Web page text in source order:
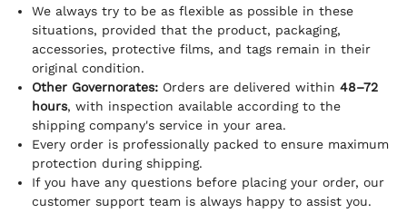
We always try to be as flexible as possible in these
situations, provided that the product, packaging,
accessories, protective films, and tags remain in their
original condition.
Other Governorates: Orders are delivered within 48–72
hours, with inspection available according to the
shipping company's service in your area.
Every order is professionally packed to ensure maximum
protection during shipping.
If you have any questions before placing your order, our
customer support team is always happy to assist you.